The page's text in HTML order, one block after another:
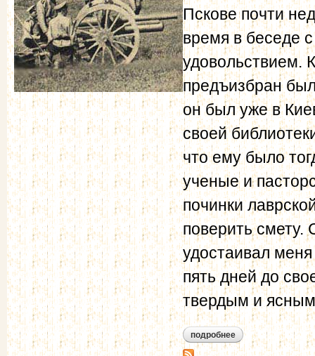
Пскове почти
время в беседе
удовольствием.
предъизбран
он был уже в
своей
что ему было
ученые и
починки
поверить смету.
удостаивал
пять дней до
твердым и
подробнее о лобойко и.н.